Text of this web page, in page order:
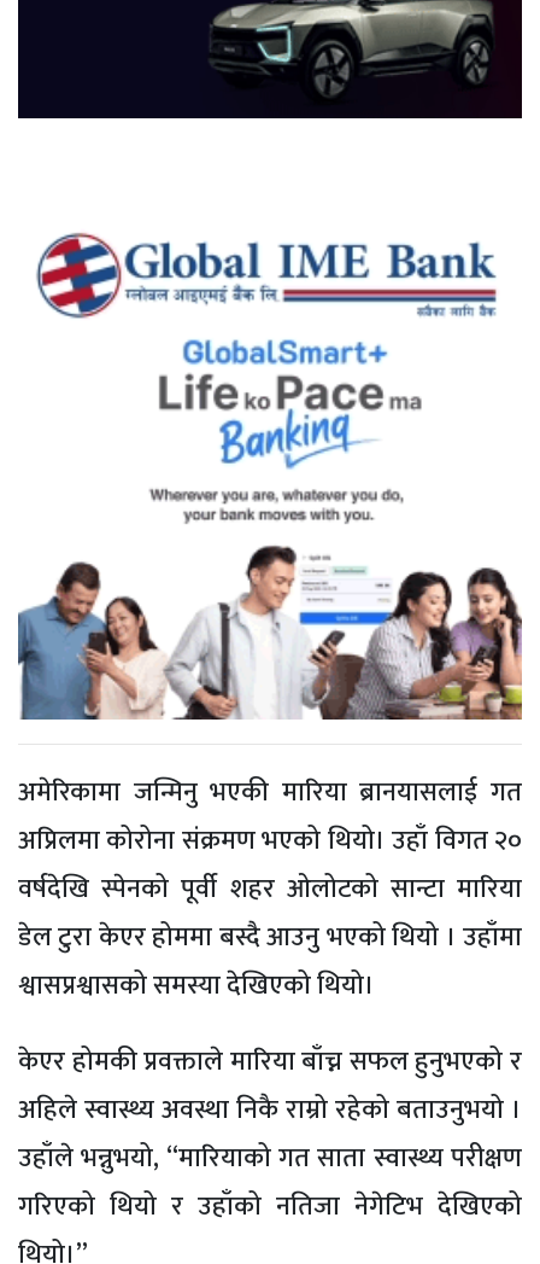
अमेरिकामा जन्मिनु भएकी मारिया ब्रानयासलाई गत
अप्रिलमा कोरोना संक्रमण भएको थियो। उहाँ विगत २०
वर्षदेखि स्पेनको पूर्वी शहर ओलोटको सान्टा मारिया
डेल टुरा केएर होममा बस्दै आउनु भएको थियो । उहाँमा
श्वासप्रश्वासको समस्या देखिएको थियो।
केएर होमकी प्रवक्ताले मारिया बाँच्न सफल हुनुभएको र
अहिले स्वास्थ्य अवस्था निकै राम्रो रहेको बताउनुभयो ।
उहाँले भन्नुभयो, “मारियाको गत साता स्वास्थ्य परीक्षण
गरिएको थियो र उहाँको नतिजा नेगेटिभ देखिएको